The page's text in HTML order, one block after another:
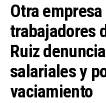
Otra
trabajadores
Ruiz
salariales y
vaciamiento